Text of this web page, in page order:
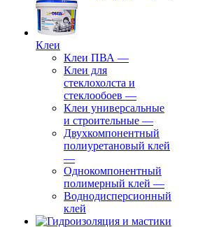
Клеи
Клеи ПВА —
Клеи для
стеклохолста и
стеклообоев —
Клеи универсальные
и строительные —
Двухкомпонентный
полиуретановый клей
—
Однокомпонентный
полимерный клей —
Воднодисперсионный
клей